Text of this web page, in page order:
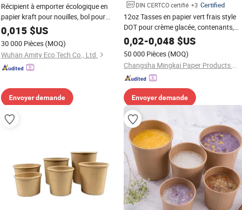
Récipient à emporter écologique en
papier kraft pour nouilles, bol pour
soupe chaude avec couvercle en papier
plat
0,015 $US
30 000 Pièces (MOQ)
Wuhan Amity Eco Tech Co., Ltd.
Envoyer demande
DIN CERTCO certifié +3 Certified
12oz Tasses en papier vert frais style
DOT pour crème glacée, contenants,
bols en papier, tasses à yaourt
0,02-0,048 $US
50 000 Pièces (MOQ)
Changsha Mingkai Paper Products Co., Ltd.
Envoyer demande